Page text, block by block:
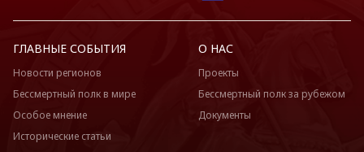
ГЛАВНЫЕ СОБЫТИЯ
Новости регионов
Бессмертный полк в мире
Особое мнение
Исторические статьи
О НАС
Проекты
Бессмертный полк за рубежом
Документы